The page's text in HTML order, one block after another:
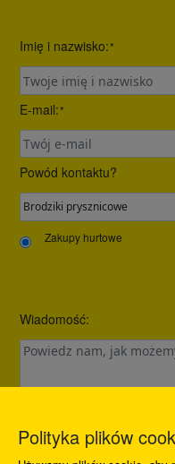
Imię i nazwisko:*
E-mail:*
Powód kontaktu?
Zakupy hurtowe
Wiadomość:
Polityka plików